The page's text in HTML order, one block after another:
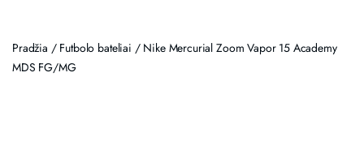
Pradžia / Futbolo bateliai / Nike Mercurial Zoom Vapor 15 Academy
MDS FG/MG